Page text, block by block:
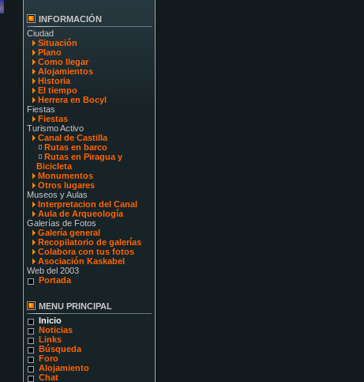
INFORMACIÓN
Ciudad
Situación
Plano
Como llegar
Alojamientos
Historia
El tiempo
Herrera en Bocyl
Fiestas
Fiestas
Turismo Activo
Canal de Castilla
Rutas en barco
Rutas en Piragua y
Bicicleta
Monumentos
Otros lugares
Museos y Aulas
Interpretacion del Canal
Aula de Arqueología
Galerías de Fotos
Galería general
Recopilatorio de galerías
Colabora con tus fotos
Asociación Kaskabel
Web del 2003
Portada
MENU PRINCIPAL
Inicio
Noticias
Links
Búsqueda
Foro
Alojamiento
Chat